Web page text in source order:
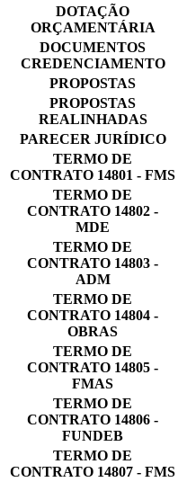
DOTAÇÃO
ORÇAMENTÁRIA
DOCUMENTOS
CREDENCIAMENTO
PROPOSTAS
PROPOSTAS
REALINHADAS
PARECER JURÍDICO
TERMO DE
CONTRATO 14801 - FMS
TERMO DE
CONTRATO 14802 -
MDE
TERMO DE
CONTRATO 14803 -
ADM
TERMO DE
CONTRATO 14804 -
OBRAS
TERMO DE
CONTRATO 14805 -
FMAS
TERMO DE
CONTRATO 14806 -
FUNDEB
TERMO DE
CONTRATO 14807 - FMS